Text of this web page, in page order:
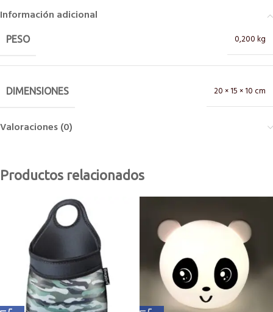
Información adicional
PESO 0,200 kg
DIMENSIONES 20 × 15 × 10 cm
Valoraciones (0)
Productos relacionados